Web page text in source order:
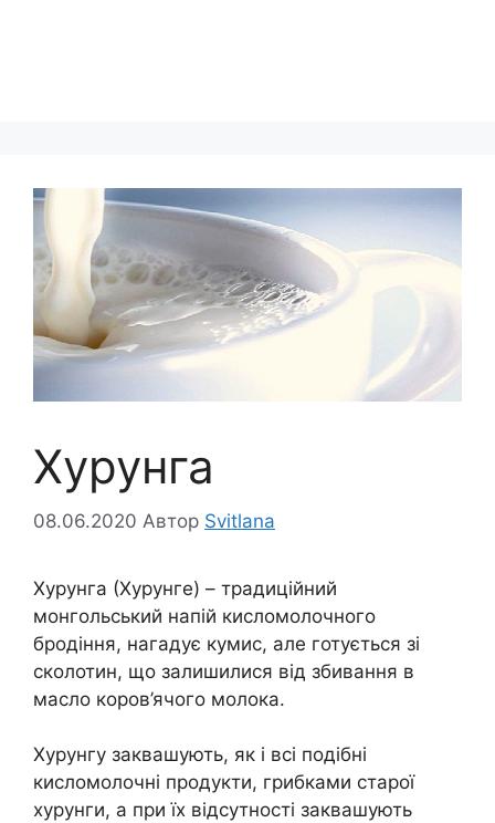
Хурунга
08.06.2020 Автор Svitlana
Хурунга (Хурунге) – традиційний
монгольський напій кисломолочного
бродіння, нагадує кумис, але готується зі
сколотин, що залишилися від збивання в
масло коров’ячого молока.
Хурунгу заквашують, як і всі подібні
кисломолочні продукти, грибками старої
хурунги, а при їх відсутності заквашують